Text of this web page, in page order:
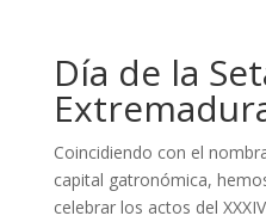
Día de la
Coincidiendo con el
capital gatronómica,
celebrar los actos del